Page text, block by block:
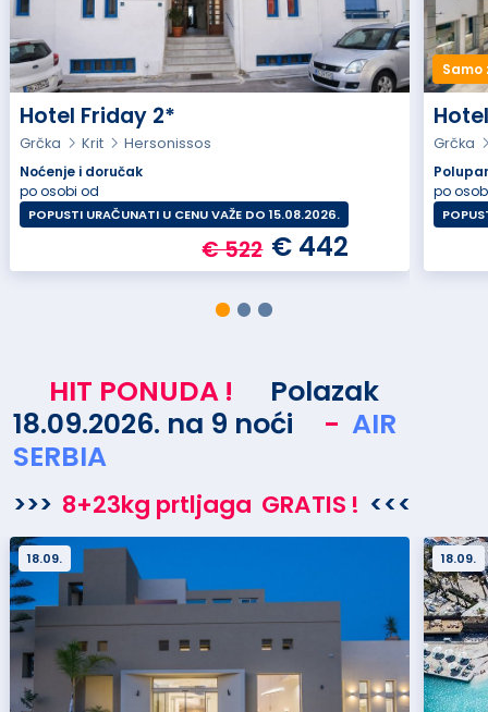
Hotel Friday 2*
Grčka Krit
Hersonissos
Noćenje i doručak
po osobi od
POPUSTI URAČUNATI U CENU VAŽE DO 15.08.2026.
€ 522 € 442
Grčka
po
HIT PONUDA !
Polazak
18.09.2026. na 9 noći
- AIR
SERBIA
>>> 8+23kg prtljaga GRATIS ! <<<
18.09. 18.09.